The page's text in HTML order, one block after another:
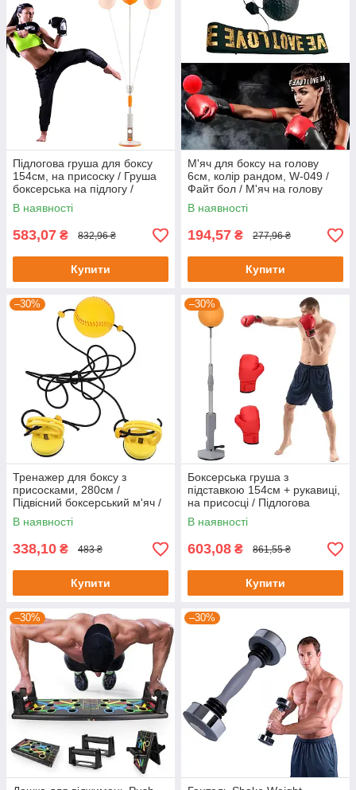
Підлогова груша для боксу
154см, на присоску / Груша
боксерська на підлогу /
Стійка для боксу / Швидкісна
груша
В наявності
583,07 ₴ 832,96 ₴
Купити
М'яч для боксу на голову
6см, колір рандом, W-049 /
Файт бол / М'яч на голову
для боксу
В наявності
194,57 ₴ 277,96 ₴
Купити
–30%
Тренажер для боксу з
присосками, 280см /
Підвісний боксерський м'яч /
Швидкісний м'яч для боксу
В наявності
338,10 ₴ 483 ₴
Купити
–30%
Боксерська груша з
підставкою 154см + рукавиці,
на присосці / Підлогова
груша для боксу / Швидкісна
груша
В наявності
603,08 ₴ 861,55 ₴
Купити
–30% –30%